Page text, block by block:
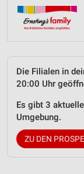
Die Filialen in
20:00 Uhr
Es gibt 3
Umgebung.
ZU DEN